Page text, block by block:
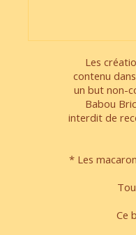
Les
contenu
un but non-
Babou
interdit de
* Les
Ce